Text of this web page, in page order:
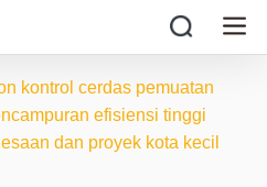
kontrol cerdas pemuatan
efisiensi tinggi
dan proyek kota kecil